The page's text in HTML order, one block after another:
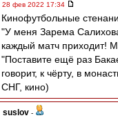
28 фев 2022 17:34
Кинофутбольные
"У меня Зарема
каждый матч приходит!
"Поставите ещё раз
говорит, к чёрту, в
СНГ, кино)
suslov -